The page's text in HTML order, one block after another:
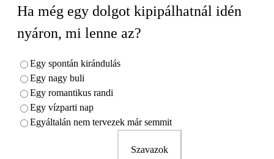
Ha még egy dolgot kipipálhatnál idén
nyáron, mi lenne az?
Egy spontán kirándulás
Egy nagy buli
Egy romantikus randi
Egy vízparti nap
Egyáltalán nem tervezek már semmit
Szavazok